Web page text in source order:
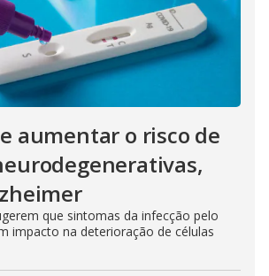
aumentar o risco de
que sintomas da infecção pelo
impacto na deterioração de células